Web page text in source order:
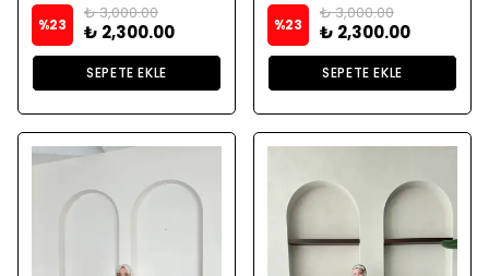
%23
₺ 3,000.00
₺ 2,300.00
SEPETE EKLE
%23
₺ 3,000.00
₺ 2,300.00
SEPETE EKLE